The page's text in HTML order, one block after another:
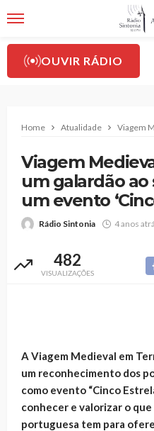
OUVIR RÁDIO
Home Atualidade Viagem
Viagem
um galardão
um evento
Rádio Sintonia 4 anos
482
VISUALIZAÇÕES
A Viagem Medieval em
um reconhecimento dos
como evento “Cinco
conhecer e valorizar o
portuguesa tem para